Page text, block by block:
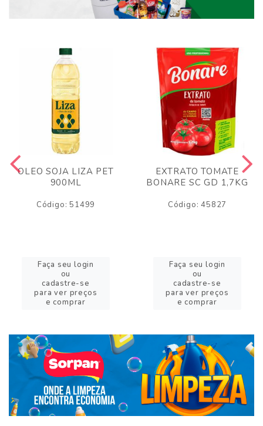
OLEO SOJA LIZA PET
900ML
Código: 51499
Faça seu login
ou
cadastre-se
para ver preços
e comprar
EXTRATO TOMATE
BONARE SC GD 1,7KG
Código: 45827
Faça seu login
ou
cadastre-se
para ver preços
e comprar